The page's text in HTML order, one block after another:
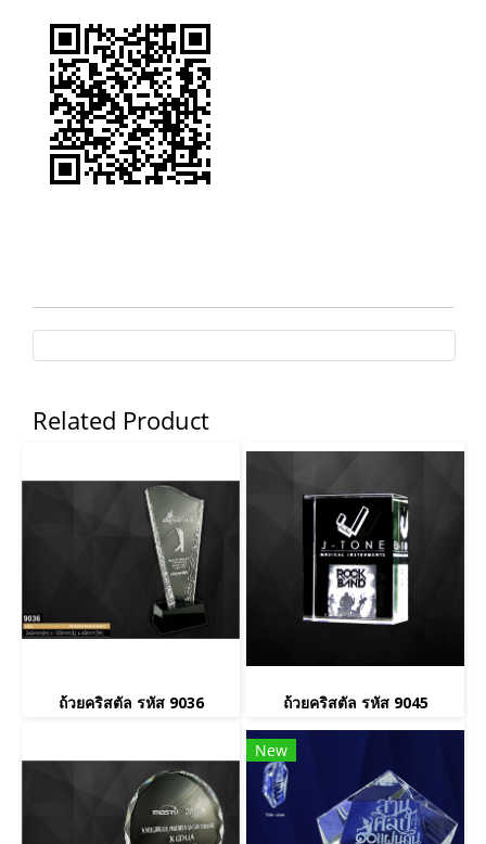
Related Product
ถ้วยคริสตัล รหัส 9036 ถ้วยคริสตัล รหัส 9045
New